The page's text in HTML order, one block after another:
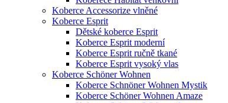
Koberce Accessorize vlněné
Koberce Esprit
Dětské koberce Esprit
Koberce Esprit moderní
Koberce Esprit ručně tkané
Koberce Esprit vysoký vlas
Koberce Schöner Wohnen
Koberce Schnöner Wohnen Mystik
Koberce Schöner Wohnen Amaze